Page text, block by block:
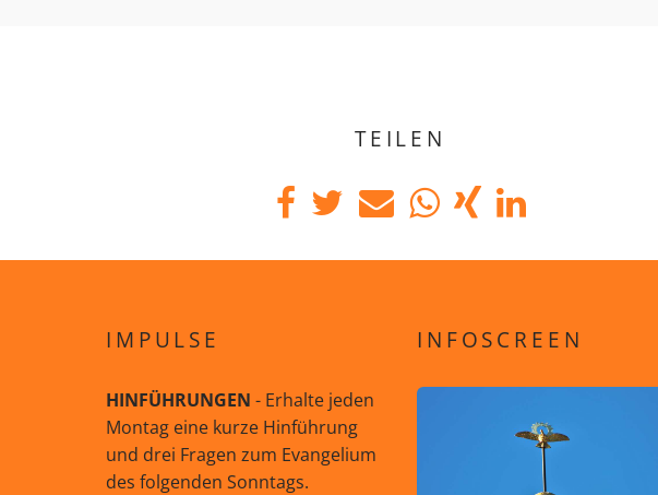
TEILEN
IMPULSE
HINFÜHRUNGEN - Erhalte jeden
Montag eine kurze Hinführung
und drei Fragen zum Evangelium
des folgenden Sonntags.
INFOSCREEN